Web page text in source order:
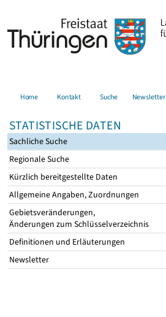
Home Kontakt Suche Newsletter
STATISTISCHE DATEN
Sachliche Suche
Regionale Suche
Kürzlich bereitgestellte Daten
Allgemeine Angaben, Zuordnungen
Gebietsveränderungen,
Änderungen zum Schlüsselverzeichnis
Definitionen und Erläuterungen
Newsletter